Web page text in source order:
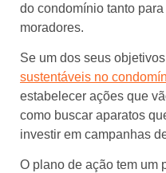
do condomínio tanto
moradores.
Se um dos seus
sustentáveis no
estabelecer ações que
como buscar aparatos
investir em campanhas
O plano de ação tem um